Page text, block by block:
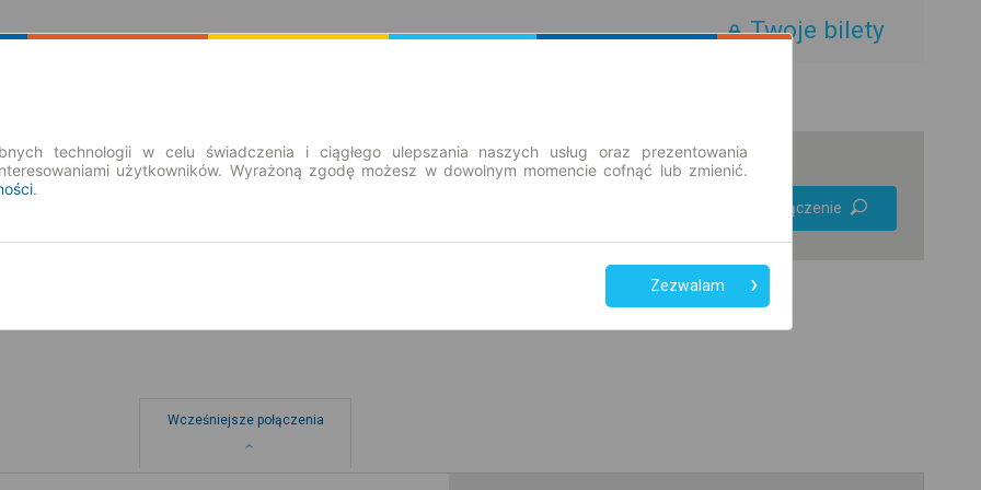
Twoje bilety
Znajdź połączenie
Wcześniejsze połączenia
technologii w celu świadczenia i ciągłego ulepszania naszych usług oraz prezentowania
użytkowników. Wyrażoną zgodę możesz w dowolnym momencie cofnąć lub zmienić.
.
Zezwalam